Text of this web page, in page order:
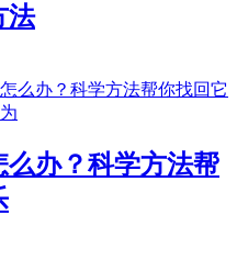
法
办？科学方法帮